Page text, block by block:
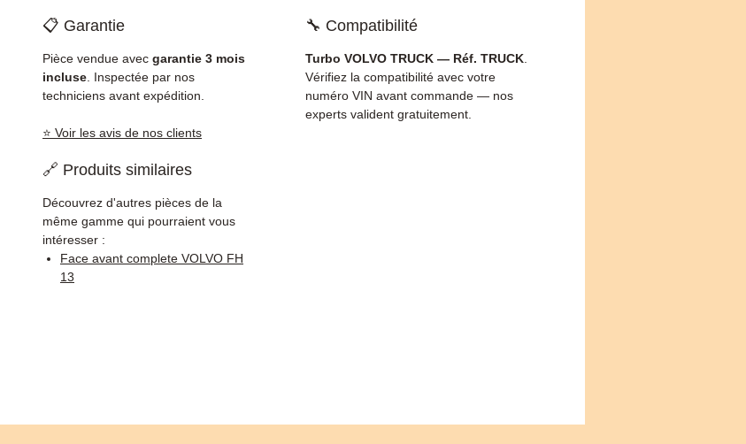
📋 Garantie
Pièce vendue avec garantie 3 mois
incluse . Inspectée par nos
techniciens avant expédition.
⭐ Voir les avis de nos clients
🔧 Compatibilité
Turbo VOLVO TRUCK — Réf. TRUCK
Vérifiez la compatibilité avec votre
numéro VIN avant commande — nos
experts valident gratuitement.
🔗 Produits similaires
Découvrez d'autres pièces de la
même gamme qui pourraient vous
intéresser :
Face avant complete VOLVO FH
13